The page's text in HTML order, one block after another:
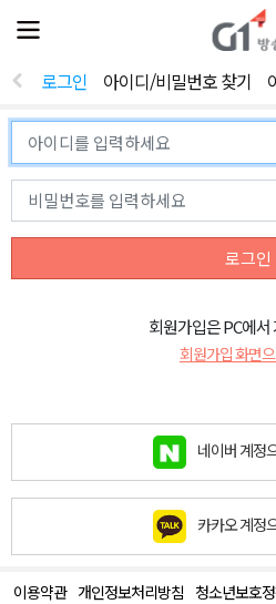
전
체
뉴
열
로그인 아이디/비밀번호 찾기
로그인
회원가입은 PC에
회원가입 화면
네이버 계정
카카오 계정
이용약관 개인정보처리방침 청소년보호